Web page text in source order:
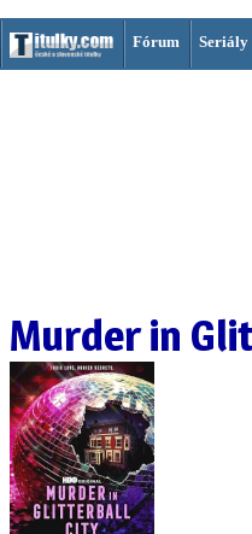
Fórum Seriály
Murder in